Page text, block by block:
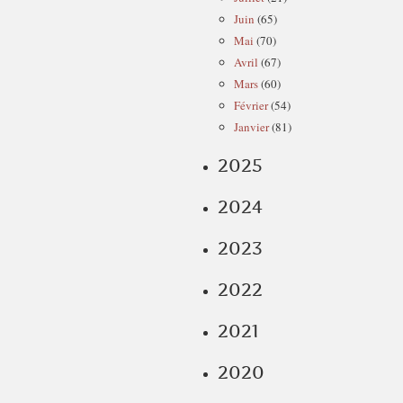
Juin (65)
Mai (70)
Avril (67)
Mars(60)
Février(54)
Janvier(81)
2025
2024
2023
2022
2021
2020